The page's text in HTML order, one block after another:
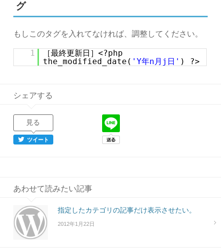
グ
もしこのタグを入れてなければ、調整してください。
1
［最終更新日］<?php
the_modified_date( 'Y年n月j日' ) ?>
シェアする
見る
ツイート
あわせて読みたい記事
指定したカテゴリの記事だけ表示させたい。
2012年1月22日